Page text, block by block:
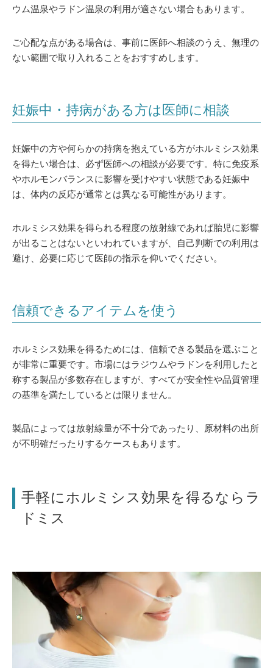
ウム温泉やラドン温泉の利用が適さない場合もあります。
ご心配な点がある場合は、事前に医師へ相談のうえ、無理の
ない範囲で取り入れることをおすすめします。
妊娠中・持病がある方は医師に相談
妊娠中の方や何らかの持病を抱えている方がホルミシス効果
を得たい場合は、必ず医師への相談が必要です。特に免疫系
やホルモンバランスに影響を受けやすい状態である妊娠中
は、体内の反応が通常とは異なる可能性があります。
ホルミシス効果を得られる程度の放射線であれば胎児に影響
が出ることはないといわれていますが、自己判断での利用は
避け、必要に応じて医師の指示を仰いでください。
信頼できるアイテムを使う
ホルミシス効果を得るためには、信頼できる製品を選ぶこと
が非常に重要です。市場にはラジウムやラドンを利用したと
称する製品が多数存在しますが、すべてが安全性や品質管理
の基準を満たしているとは限りません。
製品によっては放射線量が不十分であったり、原材料の出所
が不明確だったりするケースもあります。
手軽にホルミシス効果を得るならラ
ドミス